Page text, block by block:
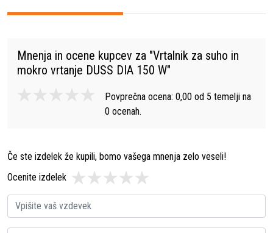
Mnenja in ocene kupcev za "Vrtalnik za suho in
mokro vrtanje DUSS DIA 150 W"
Povprečna ocena: 0,00 od 5 temelji na
0 ocenah.
Če ste izdelek že kupili, bomo vašega mnenja zelo veseli!
Ocenite izdelek